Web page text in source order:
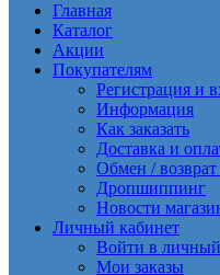
Главная
Каталог
Акции
Покупателям
Регистрация и
Информация
Как заказать
Доставка и
Обмен / возврат
Дропшиппинг
Новости
Личный кабинет
Войти в
Мои заказы